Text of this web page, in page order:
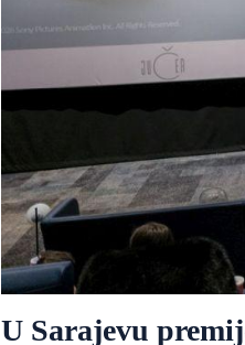
U Sarajevu